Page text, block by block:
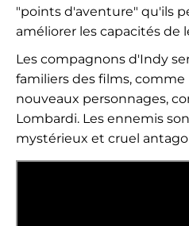
"points d'aventure" qu'ils
améliorer les capacités de
Les compagnons d'Indy
familiers des films, comme
nouveaux personnages,
Lombardi. Les ennemis
mystérieux et cruel